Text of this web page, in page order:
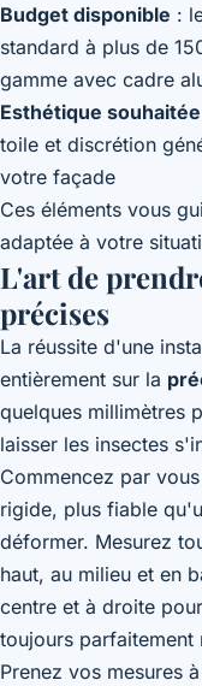
Budget disponible :
standard à plus de
gamme avec cadre
Esthétique souhaitée
toile et discrétion
votre façade
Ces éléments vous
adaptée à votre
L'art de
précises
La réussite d'une
entièrement sur la
quelques millimètres
laisser les insectes
Commencez par
rigide, plus fiable
déformer. Mesurez
haut, au milieu et en
centre et à droite
toujours parfaitement
Prenez vos mesures